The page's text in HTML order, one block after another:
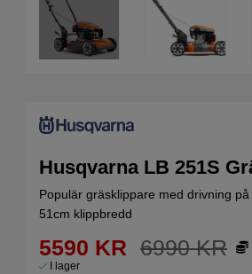
Husqvarna LB 251S
Populär gräsklippare med drivning
51cm klippbredd
6990KR
5590 KR
I lager